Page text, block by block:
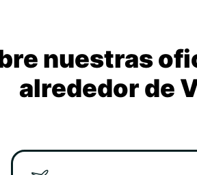
nuestras
alrededor de